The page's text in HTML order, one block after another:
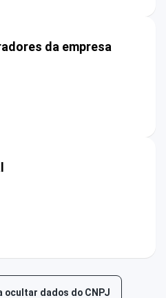
da empresa
ocultar dados do CNPJ